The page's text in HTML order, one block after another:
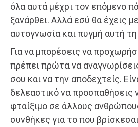
όλα αυτά μέχρι τον επόμενο
ξανάρθει. Αλλά εσύ θα έχεις
αυτογνωσία και πυγμή αυτή
Για να μπορέσεις να
πρέπει πρώτα να
σου και να την αποδεχτείς.
δελεαστικό να προσπαθήσεις
φταίξιμο σε άλλους
συνθήκες για το που